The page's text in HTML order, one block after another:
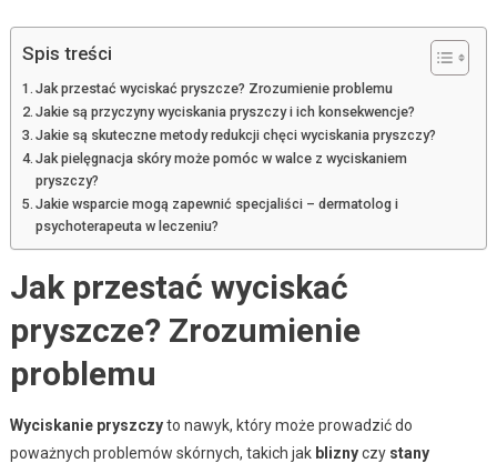
Spis treści
Jak przestać wyciskać pryszcze? Zrozumienie problemu
Jakie są przyczyny wyciskania pryszczy i ich konsekwencje?
Jakie są skuteczne metody redukcji chęci wyciskania pryszczy?
Jak pielęgnacja skóry może pomóc w walce z wyciskaniem
pryszczy?
Jakie wsparcie mogą zapewnić specjaliści – dermatolog i
psychoterapeuta w leczeniu?
Jak przestać wyciskać
pryszcze? Zrozumienie
problemu
Wyciskanie pryszczyto nawyk, który może prowadzić do
poważnych problemów skórnych, takich jak bliznyczy stany